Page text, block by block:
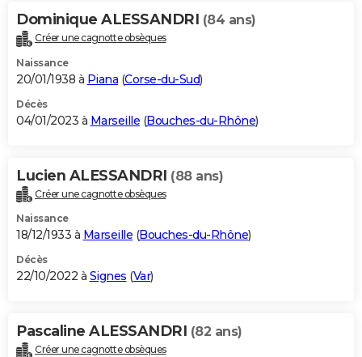
Dominique ALESSANDRI (84 ans)
Créer une cagnotte obsèques
Naissance
20/01/1938 à Piana (Corse-du-Sud)
Décès
04/01/2023 à Marseille (Bouches-du-Rhône)
Lucien ALESSANDRI (88 ans)
Créer une cagnotte obsèques
Naissance
18/12/1933 à Marseille (Bouches-du-Rhône)
Décès
22/10/2022 à Signes (Var)
Pascaline ALESSANDRI (82 ans)
Créer une cagnotte obsèques